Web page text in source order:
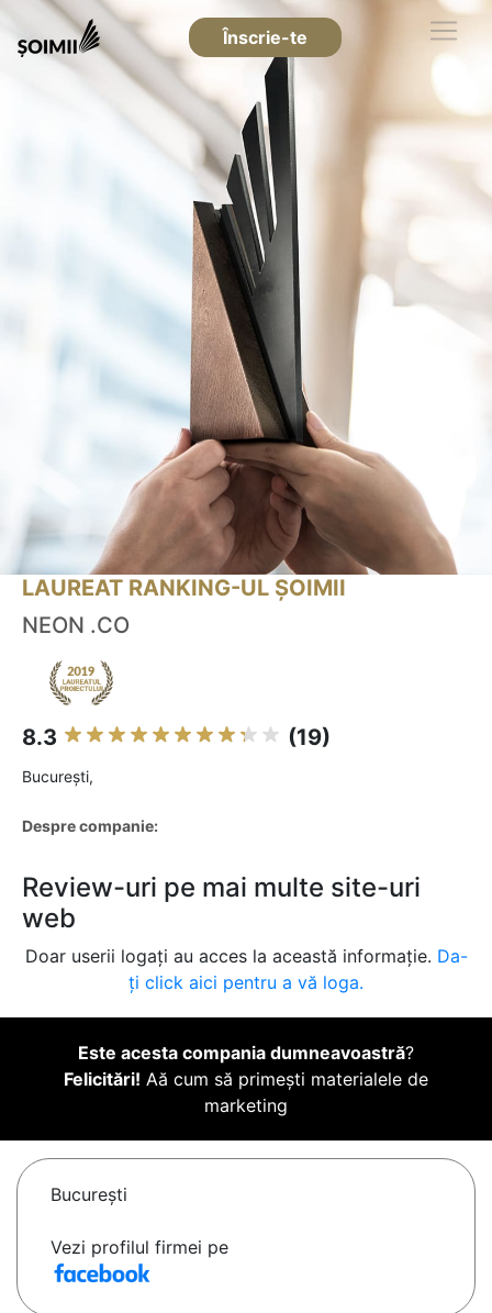
Înscrie-te
LAUREAT RANKING-UL ȘOIMII
NEON .CO
8.3 (19)
Bucureşti,
Despre companie:
Review-uri pe mai multe site-uri
web
Doar userii logați au acces la această informație. Da-
ți click aici pentru a vă loga.
Este acesta compania dumneavoastră?
Felicitări! Aă cum să primești materialele de
marketing
Bucureşti
Vezi profilul firmei pe